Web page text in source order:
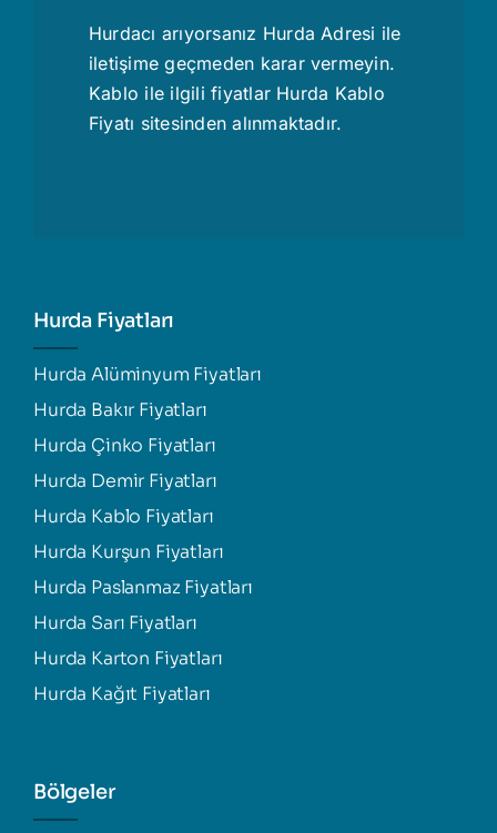
Hurdacı arıyorsanız Hurda Adresi ile
iletişime geçmeden karar vermeyin.
Kablo ile ilgili fiyatlar Hurda Kablo
Fiyatı sitesinden alınmaktadır.
Hurda Fiyatları
Hurda Alüminyum Fiyatları
Hurda Bakır Fiyatları
Hurda Çinko Fiyatları
Hurda Demir Fiyatları
Hurda Kablo Fiyatları
Hurda Kurşun Fiyatları
Hurda Paslanmaz Fiyatları
Hurda Sarı Fiyatları
Hurda Karton Fiyatları
Hurda Kağıt Fiyatları
Bölgeler